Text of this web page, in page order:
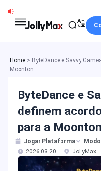
para
Home > ByteDance e Savvy
Moonton
ByteDance e
definem
para a Moonton
Jogar Plataforma
2026-03-20
JollyMax